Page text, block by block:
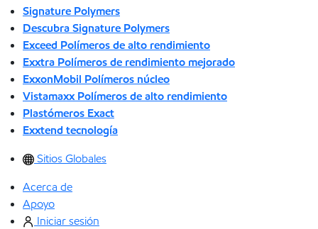
Signature Polymers
Descubra Signature Polymers
Exceed Polímeros de alto rendimiento
Exxtra Polímeros de rendimiento mejorado
ExxonMobil Polímeros núcleo
Vistamaxx Polímeros de alto rendimiento
Plastómeros Exact
Exxtend tecnología
Sitios Globales
Acerca de
Apoyo
Iniciar sesión